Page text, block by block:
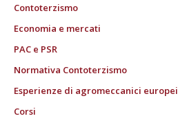
Contoterzismo
Economia e mercati
PAC e PSR
Normativa Contoterzismo
Esperienze di agromeccanici europei
Corsi